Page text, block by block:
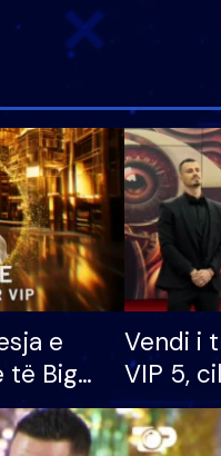
e
të Big
100
Vendi i
VIP 5,
radhës